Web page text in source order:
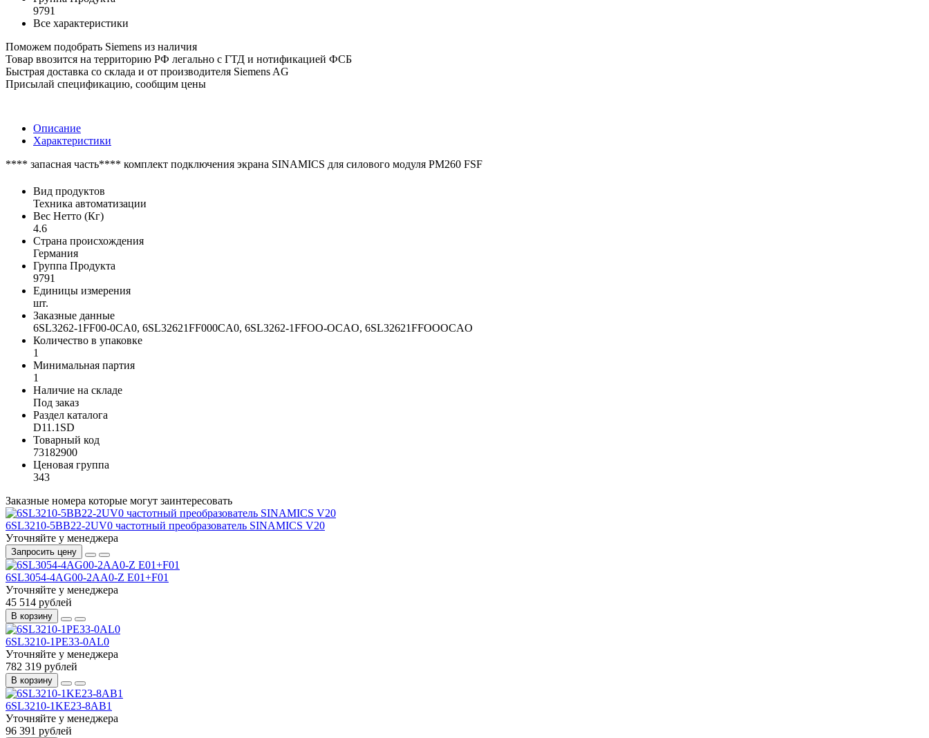
9791
Все характеристики
Поможем подобрать Siemens из наличия
Товар ввозится на территорию РФ легально с ГТД и нотификацией ФСБ
Быстрая доставка со склада и от производителя Siemens AG
Присылай спецификацию, сообщим цены
Описание
Характеристики
**** запасная часть**** комплект подключения экрана SINAMICS для силового модуля PM260 FSF
Вид продуктов
Техника автоматизации
Вес Нетто (Кг)
4.6
Страна происхождения
Германия
Группа Продукта
9791
Единицы измерения
шт.
Заказные данные
6SL3262-1FF00-0CA0, 6SL32621FF000CA0, 6SL3262-1FFOO-OCAO, 6SL32621FFOOOCAO
Количество в упаковке
1
Минимальная партия
1
Наличие на складе
Под заказ
Раздел каталога
D11.1SD
Товарный код
73182900
Ценовая группа
343
Заказные номера которые могут заинтересовать
6SL3210-5BB22-2UV0 частотный преобразователь SINAMICS V20
Уточняйте у менеджера
Запросить цену
6SL3054-4AG00-2AA0-Z E01+F01
Уточняйте у менеджера
45 514 рублей
В корзину
6SL3210-1PE33-0AL0
Уточняйте у менеджера
782 319 рублей
В корзину
6SL3210-1KE23-8AB1
Уточняйте у менеджера
96 391 рублей